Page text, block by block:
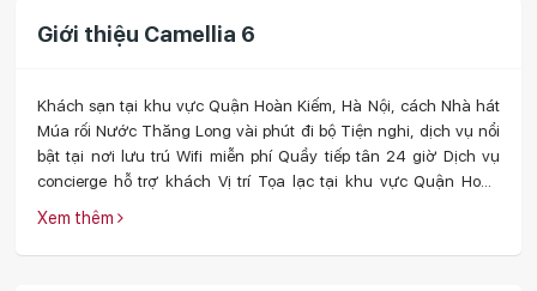
Giới thiệu Camellia 6
Khách sạn tại khu vực Quận Hoàn Kiếm, Hà Nội, cách Nhà hát
Múa rối Nước Thăng Long vài phút đi bộ Tiện nghi, dịch vụ nổi
bật tại nơi lưu trú Wifi miễn phí Quầy tiếp tân 24 giờ Dịch vụ
concierge hỗ trợ khách Vị trí Tọa lạc tại khu vực Quận Hoàn
Kiếm, khách sạn này cách Nhà hát Ca trù Thăng Long và Nhà
Kiếm và Văn Miếu cũng chỉ cách đó khoảng 3 km. Đặc điểm
Xem thêm